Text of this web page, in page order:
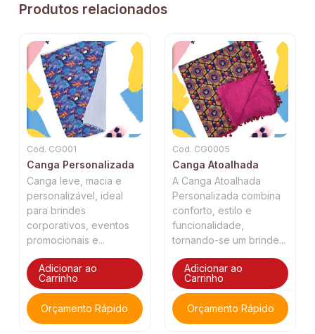
Produtos relacionados
Cod. CG001
Canga Personalizada
Canga leve, macia e
personalizável, ideal
para brindes
corporativos, eventos
promocionais e...
Adicionar ao
Carrinho
Orçamento Rápido
Cod. CG0005
Canga Atoalhada
A Canga Atoalhada
Personalizada combina
conforto, estilo e
funcionalidade,
tornando-se um brinde...
Adicionar ao
Carrinho
Orçamento Rápido